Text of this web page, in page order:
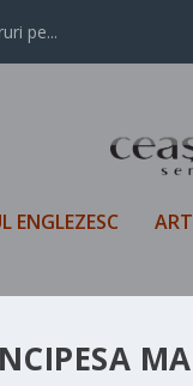
pe...
ENGLEZESC